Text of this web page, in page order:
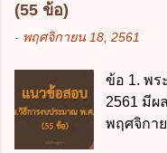
(55 ข้อ)
- พฤศจิกายน 18, 2561
ข้อ 1. พ
2561 มีผ
พฤศจิกา